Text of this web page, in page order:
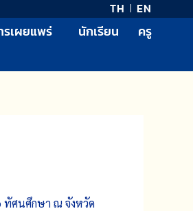
TH EN
รเผยแพร่ นักเรียน ครู
ทัศนศึกษา ณ จังหวัด